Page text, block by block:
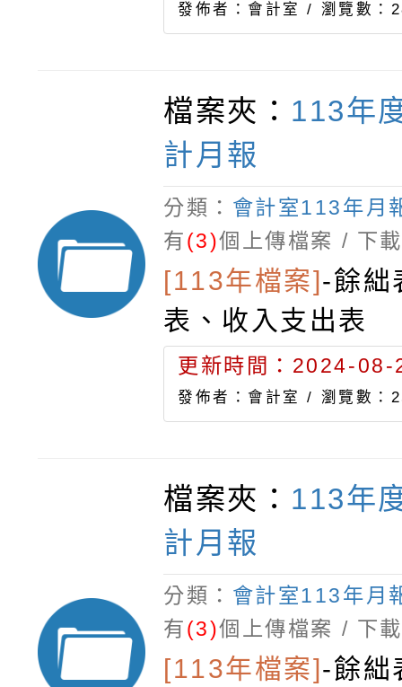
發佈者：會計室 / 瀏覽數：
檔案夾： 113年
計月報
分類： 會計室113年月
有(3)個上傳檔案 / 下
[113年檔案]-餘絀
表、收入支出表
更新時間：2024-
發佈者：會計室 / 瀏覽數：
檔案夾： 113年
計月報
分類： 會計室113年月
有(3)個上傳檔案 / 下
[113年檔案]-餘絀